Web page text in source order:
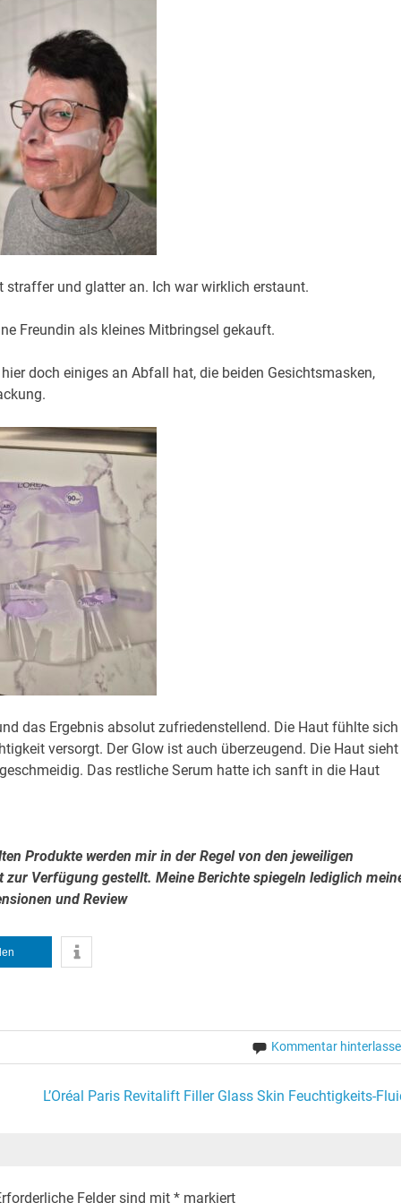
und glatter an. Ich war wirklich erstaunt.
Freundin als kleines Mitbringsel gekauft.
doch einiges an Abfall hat, die beiden Gesichtsmasken,
das Ergebnis absolut zufriedenstellend. Die Haut fühlte sich
versorgt. Der Glow ist auch überzeugend. Die Haut sieht
Das restliche Serum hatte ich sanft in die Haut
Produkte werden mir in der Regel von den jeweiligen
Verfügung gestellt. Meine Berichte spiegeln lediglich
und Review
Kommentar
L’Oréal Paris Revitalift Filler Glass Skin Feuchtigkeits-
Felder sind mit *markiert